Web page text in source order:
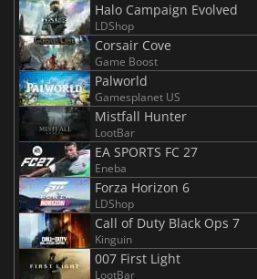
Halo Campaign Evolved
LDShop
Corsair Cove
Game Boost
Palworld
Gamesplanet US
Mistfall Hunter
LootBar
EA SPORTS FC 27
Eneba
Forza Horizon 6
LDShop
Call of Duty Black Ops 7
Kinguin
007 First Light
LootBar